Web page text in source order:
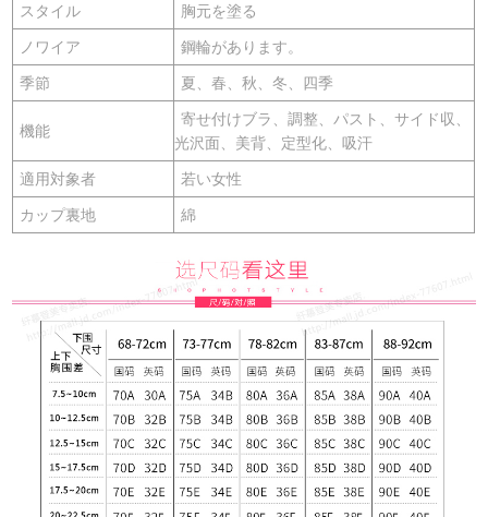
スタイル 胸元を塗る
ノワイア 鋼輪があります。
季節 夏、春、秋、冬、四季
機能
寄せ付けブラ、調整、パスト、サイド収、
光沢面、美背、定型化、吸汗
適用対象者 若い女性
カップ裏地 綿